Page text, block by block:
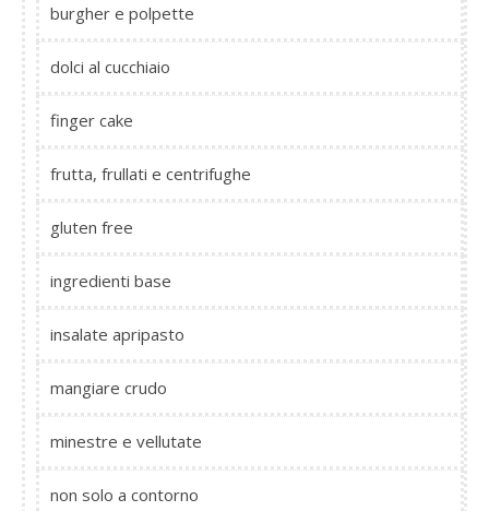
burgher e polpette
dolci al cucchiaio
finger cake
frutta, frullati e centrifughe
gluten free
ingredienti base
insalate apripasto
mangiare crudo
minestre e vellutate
non solo a contorno